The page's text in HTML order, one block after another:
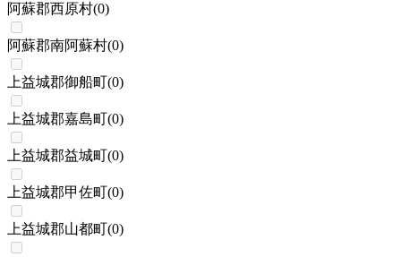
阿蘇郡西原村(0)
阿蘇郡南阿蘇村(0)
上益城郡御船町(0)
上益城郡嘉島町(0)
上益城郡益城町(0)
上益城郡甲佐町(0)
上益城郡山都町(0)